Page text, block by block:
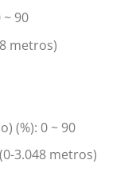
90
metros)
(%): 0 ~ 90
3.048 metros)